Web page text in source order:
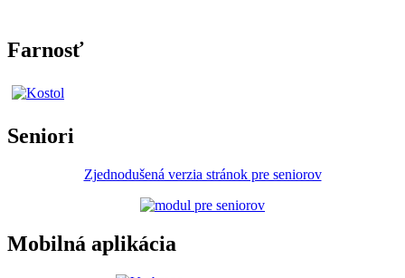
Farnosť
Seniori
Zjednodušená verzia stránok pre seniorov
Mobilná aplikácia